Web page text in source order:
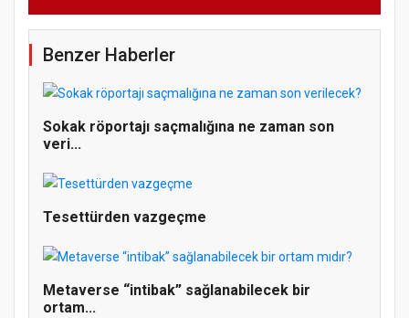
Benzer Haberler
Sokak röportajı saçmalığına ne zaman son
veri...
Tesettürden vazgeçme
Metaverse “intibak” sağlanabilecek bir
ortam...